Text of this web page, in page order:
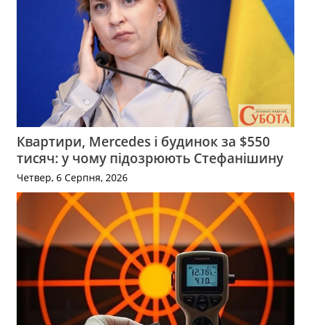
Квартири, Mercedes і будинок за $550
тисяч: у чому підозрюють Стефанішину
Четвер, 6 Серпня, 2026